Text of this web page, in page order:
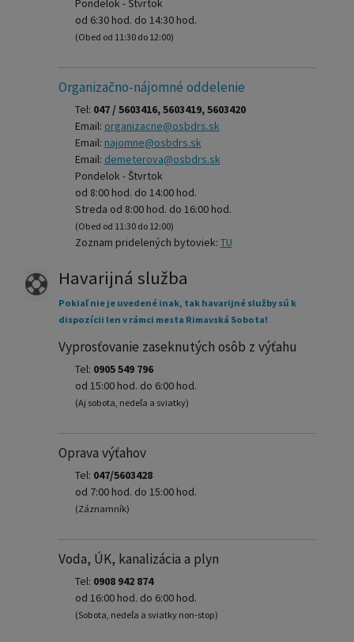
Pondelok - Štvrtok
od 6:30 hod. do 14:30 hod.
(Obed od 11:30 do 12:00)
Organizačno-nájomné oddelenie
Tel: 047 / 5603416, 5603419, 5603420
Email: organizacne@osbdrs.sk
Email: najomne@osbdrs.sk
Email: demeterova@osbdrs.sk
Pondelok - Štvrtok
od 8:00 hod. do 14:00 hod.
Streda od 8:00 hod. do 16:00 hod.
(Obed od 11:30 do 12:00)
Zoznam pridelených bytoviek: TU
Havarijná služba
Pokiaľ nie je uvedené inak, tak havarijné služby sú k
dispozícii len v rámci mesta Rimavská Sobota!
Vyprosťovanie zaseknutých osôb z výťahu
Tel: 0905 549 796
od 15:00 hod. do 6:00 hod.
(Aj sobota, nedeľa a sviatky)
Oprava výťahov
Tel: 047/5603428
od 7:00 hod. do 15:00 hod.
(Záznamník)
Voda, ÚK, kanalizácia a plyn
Tel: 0908 942 874
od 16:00 hod. do 6:00 hod.
(Sobota, nedeľa a sviatky non-stop)